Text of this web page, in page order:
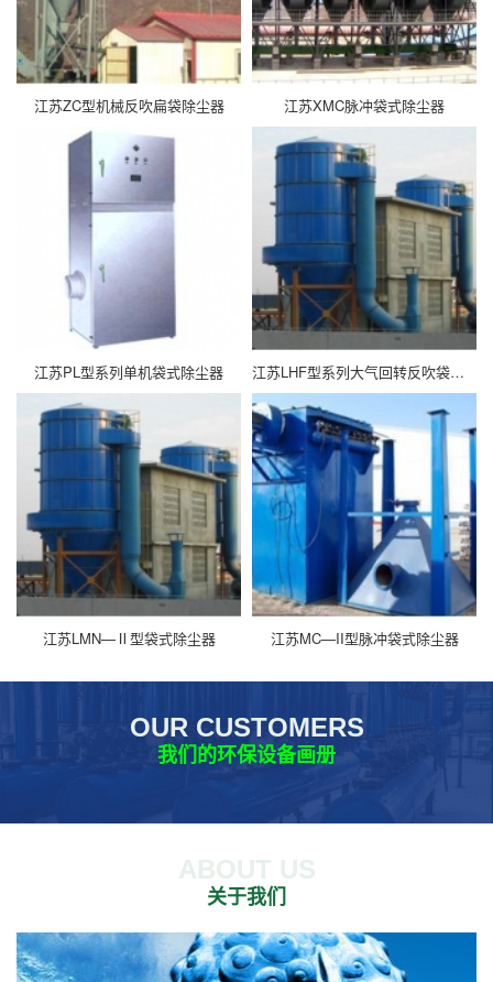
江苏ZC型机械反吹扁袋除尘器 江苏XMC脉冲袋式除尘器
江苏PL型系列单机袋式除尘器 江苏LHF型系列大气回转反吹袋式除尘器
江苏LMN—Ⅱ型袋式除尘器 江苏MC—II型脉冲袋式除尘器
OUR CUSTOMERS
我们的环保设备画册
ABOUT US
关于我们